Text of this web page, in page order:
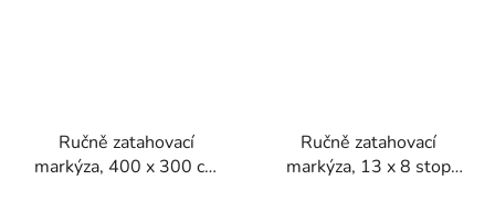
Ručně zatahovací
markýza, 400 x 300 cm
Ručně zatahovací
markýza, 13 x 8 stop